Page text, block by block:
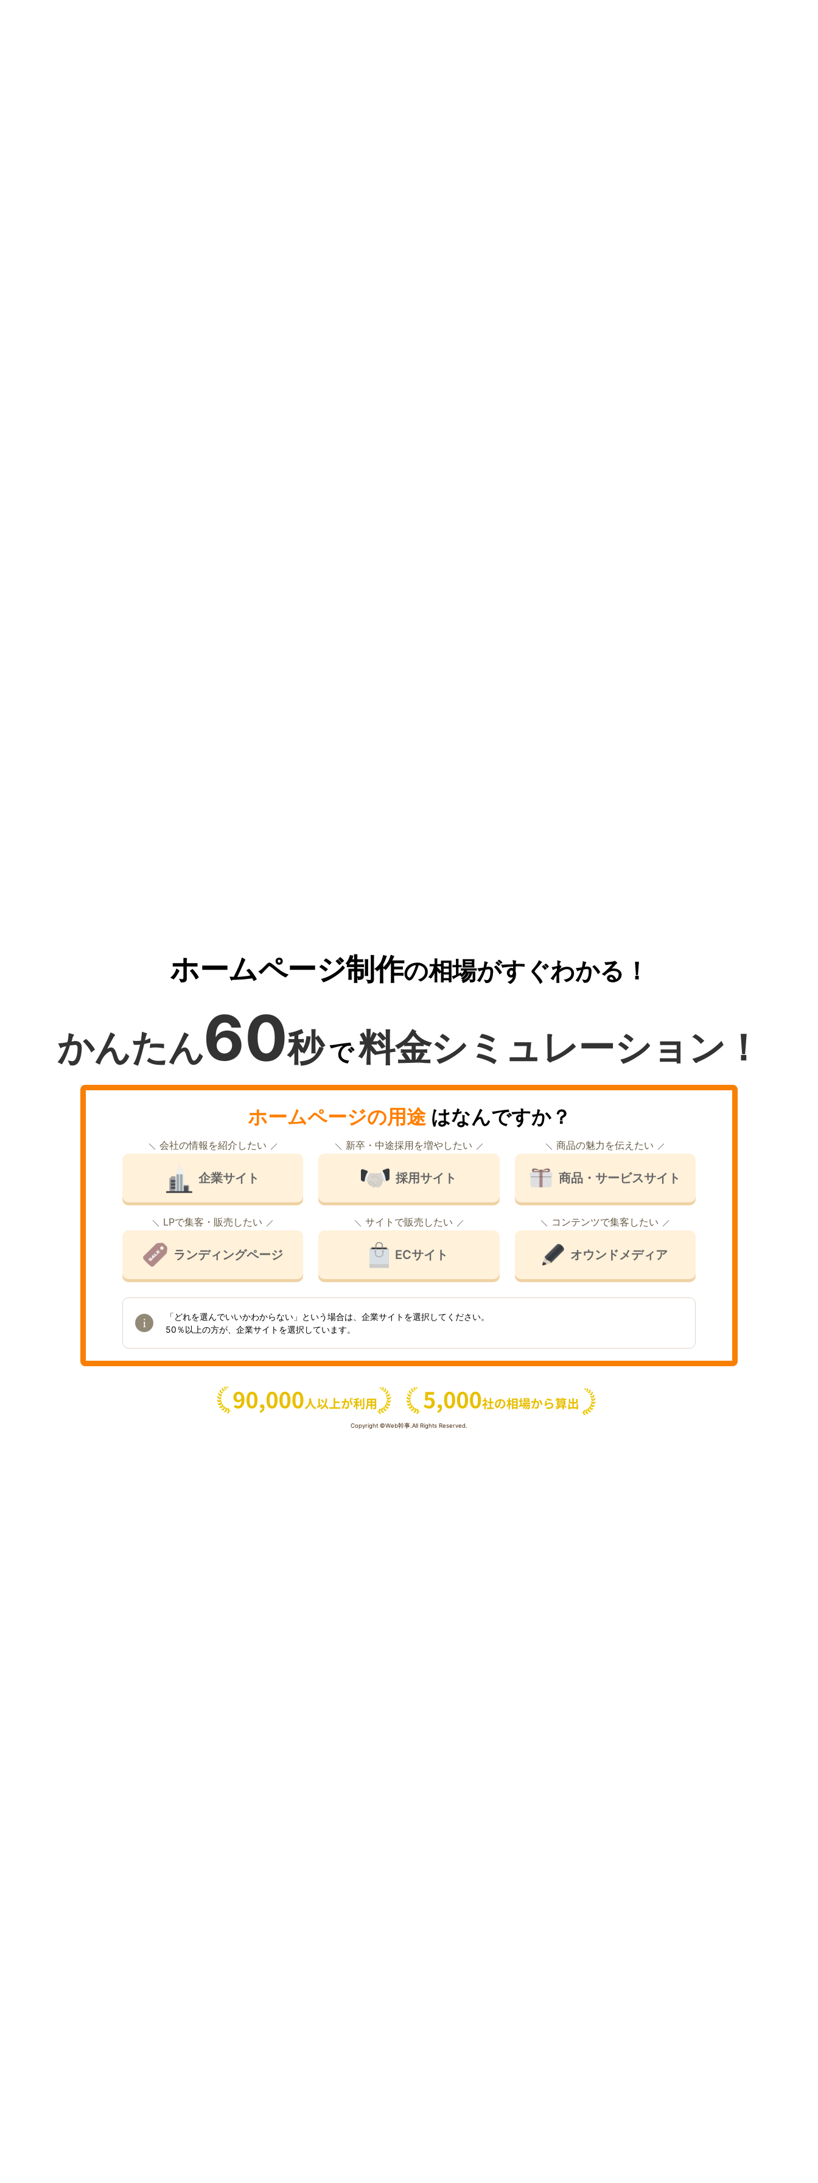
ホームページ制作の相場がすぐわかる！
かんたん60秒で料金シミュレーション！
ホームページの用途はなんですか？
会社の情報を紹介したい
企業サイト
新卒・中途採用を増やしたい
採用サイト
商品の魅力を伝えたい
商品・サービスサイト
LPで集客・販売したい
ランディングページ
サイトで販売したい
ECサイト
コンテンツで集客したい
オウンドメディア
「どれを選んでいいかわからない」という場合は、企業サイトを選択してください。
50％以上の方が、企業サイトを選択しています。
Copyright ©Web幹事.All Rights Reserved.